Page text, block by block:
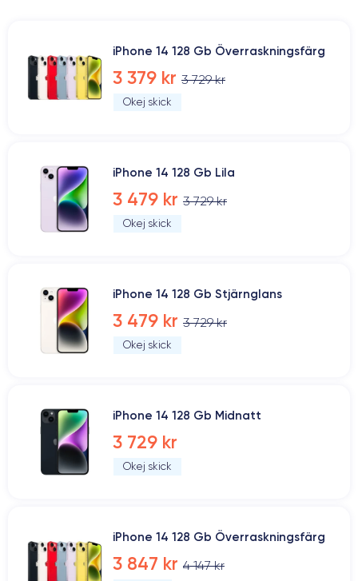
iPhone 14 128 Gb Överraskningsfärg
3 379 kr 3 729 kr
Okej skick
iPhone 14 128 Gb Lila
3 479 kr 3 729 kr
Okej skick
iPhone 14 128 Gb Stjärnglans
3 479 kr 3 729 kr
Okej skick
iPhone 14 128 Gb Midnatt
3 729 kr
Okej skick
iPhone 14 128 Gb Överraskningsfärg
3 847 kr 4 147 kr